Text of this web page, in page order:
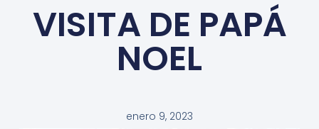
VISITA DE PAPÁ
NOEL
enero 9, 2023